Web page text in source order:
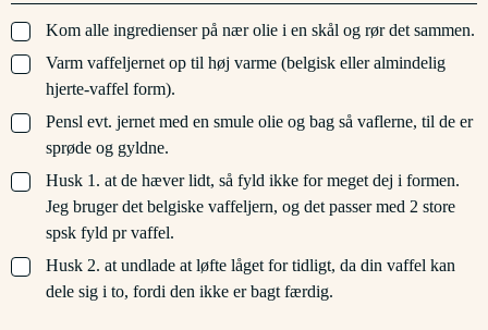
▢
Kom alle ingredienser på nær olie i en skål og rør det sammen.
▢
Varm vaffeljernet op til høj varme (belgisk eller almindelig
hjerte-vaffel form).
▢
Pensl evt. jernet med en smule olie og bag så vaflerne, til de er
sprøde og gyldne.
▢
Husk 1. at de hæver lidt, så fyld ikke for meget dej i formen.
Jeg bruger det belgiske vaffeljern, og det passer med 2 store
spsk fyld pr vaffel.
▢
Husk 2. at undlade at løfte låget for tidligt, da din vaffel kan
dele sig i to, fordi den ikke er bagt færdig.